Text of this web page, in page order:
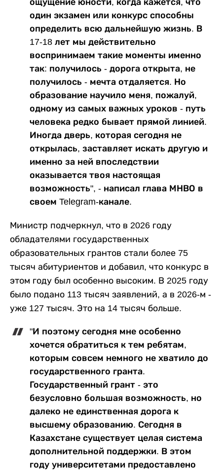
один экзамен или конкурс способны
определить всю дальнейшую жизнь. В
17-18 лет мы действительно
воспринимаем такие моменты именно
так: получилось - дорога открыта, не
получилось - мечта отдаляется. Но
образование научило меня, пожалуй,
одному из самых важных уроков - путь
человека редко бывает прямой линией.
Иногда дверь, которая сегодня не
открылась, заставляет искать другую и
именно за ней впоследствии
оказывается твоя настоящая
возможность", - написал глава МНВО в
своем Telegram-канале.
Министр подчеркнул, что в 2026 году
обладателями государственных
образовательных грантов стали более 75
тысяч абитуриентов и добавил, что конкурс в
этом году был особенно высоким. В 2025 году
было подано 113 тысяч заявлений, а в 2026-м -
уже 127 тысяч. Это на 14 тысяч больше.
"И поэтому сегодня мне особенно
хочется обратиться к тем ребятам,
которым совсем немного не хватило до
государственного гранта.
Государственный грант - это
безусловно большая возможность, но
далеко не единственная дорога к
высшему образованию. Сегодня в
Казахстане существует целая система
дополнительной поддержки. В этом
году университетами предоставлено